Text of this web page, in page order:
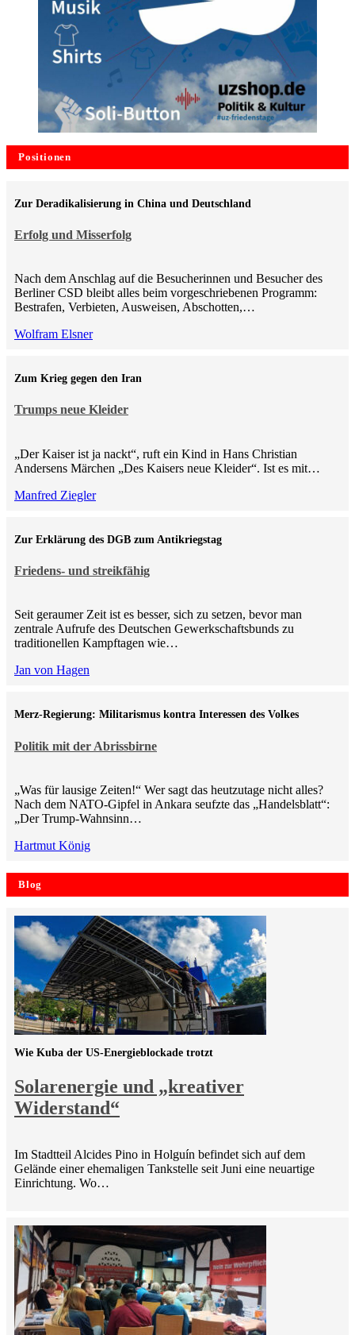
Positionen
Erfolg und Misserfolg
Zur Deradikalisierung in China und Deutschland
Nach dem Anschlag auf die Besucherinnen und Besucher des
Berliner CSD bleibt alles beim vorgeschriebenen Programm:
Bestrafen, Verbieten, Ausweisen, Abschotten,…
Wolfram Elsner
Trumps neue Kleider
Zum Krieg gegen den Iran
„Der Kaiser ist ja nackt“, ruft ein Kind in Hans Christian
Andersens Märchen „Des Kaisers neue Kleider“. Ist es mit…
Manfred Ziegler
Friedens- und streikfähig
Zur Erklärung des DGB zum Antikriegstag
Seit geraumer Zeit ist es besser, sich zu setzen, bevor man
zentrale Aufrufe des Deutschen Gewerkschaftsbunds zu
traditionellen Kampftagen wie…
Jan von Hagen
Politik mit der Abrissbirne
Merz-Regierung: Militarismus kontra Inte­ressen des Volkes
„Was für lausige Zeiten!“ Wer sagt das heutzutage nicht alles?
Nach dem NATO-Gipfel in Ankara seufzte das „Handelsblatt“:
„Der Trump-Wahnsinn…
Hartmut König
Blog
Solarenergie und „kreativer
Widerstand“
Wie Kuba der US-Energieblockade trotzt
Im Stadtteil Alcides Pino in Holguín befindet sich auf dem
Gelände einer ehemaligen Tankstelle seit Juni eine neuartige
Einrichtung. Wo…